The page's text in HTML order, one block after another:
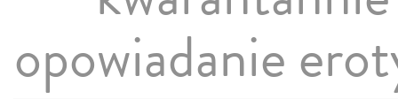
opowiadanie